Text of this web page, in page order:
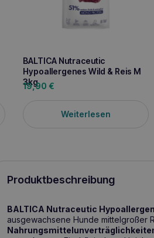
BALTICA Nutraceutic
Hypoallergenes Wild & Reis M
3kg
19,90 €
Weiterlesen
Produktbeschreibung
BALTICA Nutraceutic
ausgewachsene Hunde mittelgroßer